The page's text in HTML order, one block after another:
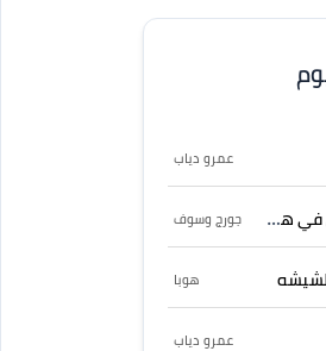
عمرو دياب
هواه جورج وسوف
هوبا
عمرو دياب